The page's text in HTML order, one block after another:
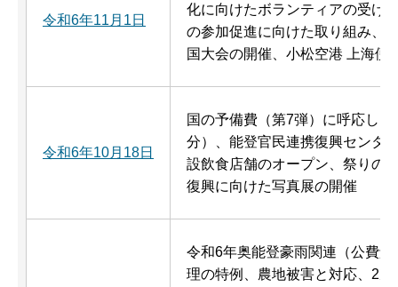
令和6年11月1日
化に向けたボランティアの受け
の参加促進に向けた取り組み、
国大会の開催、小松空港 上海便
令和6年10月18日
国の予備費（第7弾）に呼応し
分）、能登官民連携復興センタ
設飲食店舗のオープン、祭りの
復興に向けた写真展の開催
令和6年奥能登豪雨関連（公費
理の特例、農地被害と対応、2